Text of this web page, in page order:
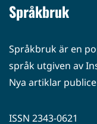
Språkbruk
Språkbruk är en
språk utgiven av
Nya artiklar
ISSN 2343-0621